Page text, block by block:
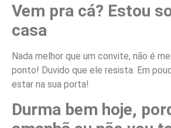
Vem pra cá? Estou
casa
Nada melhor que um convite, não é
ponto! Duvido que ele resista. Em
estar na sua porta!
Durma bem hoje,